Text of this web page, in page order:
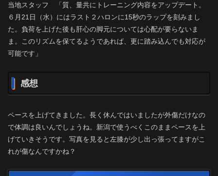
当地スタッフ 「質、量共にトレーニング内容をアップデート。
６月21日（水）にはラスト２ハロンに15秒のラップを刻みまし
た。負荷を上げた後も肝心の脚元については心配が要らないま
ま。このリズムを保てるようであれば、更に踏み込んでも対応が
可能です」
感想
ペースを上げてきました。長く休んではいましたが外傷だけなの
で体調は良いんでしょうね。新潟で使うべくこのままペースを上
げていきそうです。写真を見ると左膝が少し出っ張ってますがこ
れが傷なんですかね？